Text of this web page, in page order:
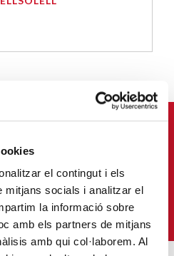
el contingut i els
mitjans socials i analitzar el
la informació sobre
amb els partners de mitjans
amb qui col·laborem. Al
QUIERO SUSCRIBIRME